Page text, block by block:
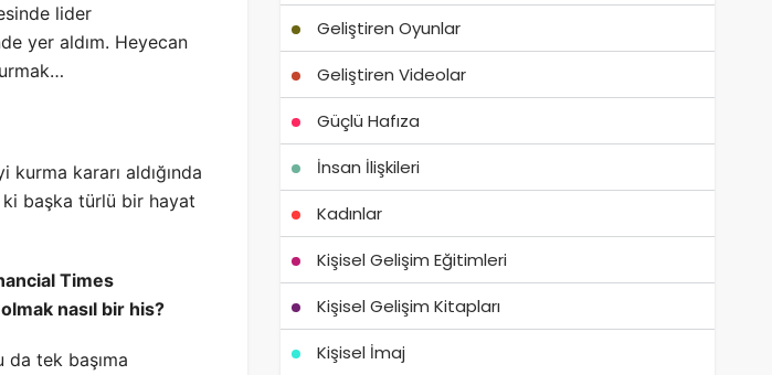
lider
yer aldım. Heyecan
kararı aldığında
başka türlü bir hayat
Times
nasıl bir his?
da tek başıma
Geliştiren Oyunlar
Geliştiren Videolar
Güçlü Hafıza
İnsan İlişkileri
Kadınlar
Kişisel Gelişim Eğitimleri
Kişisel Gelişim Kitapları
Kişisel İmaj